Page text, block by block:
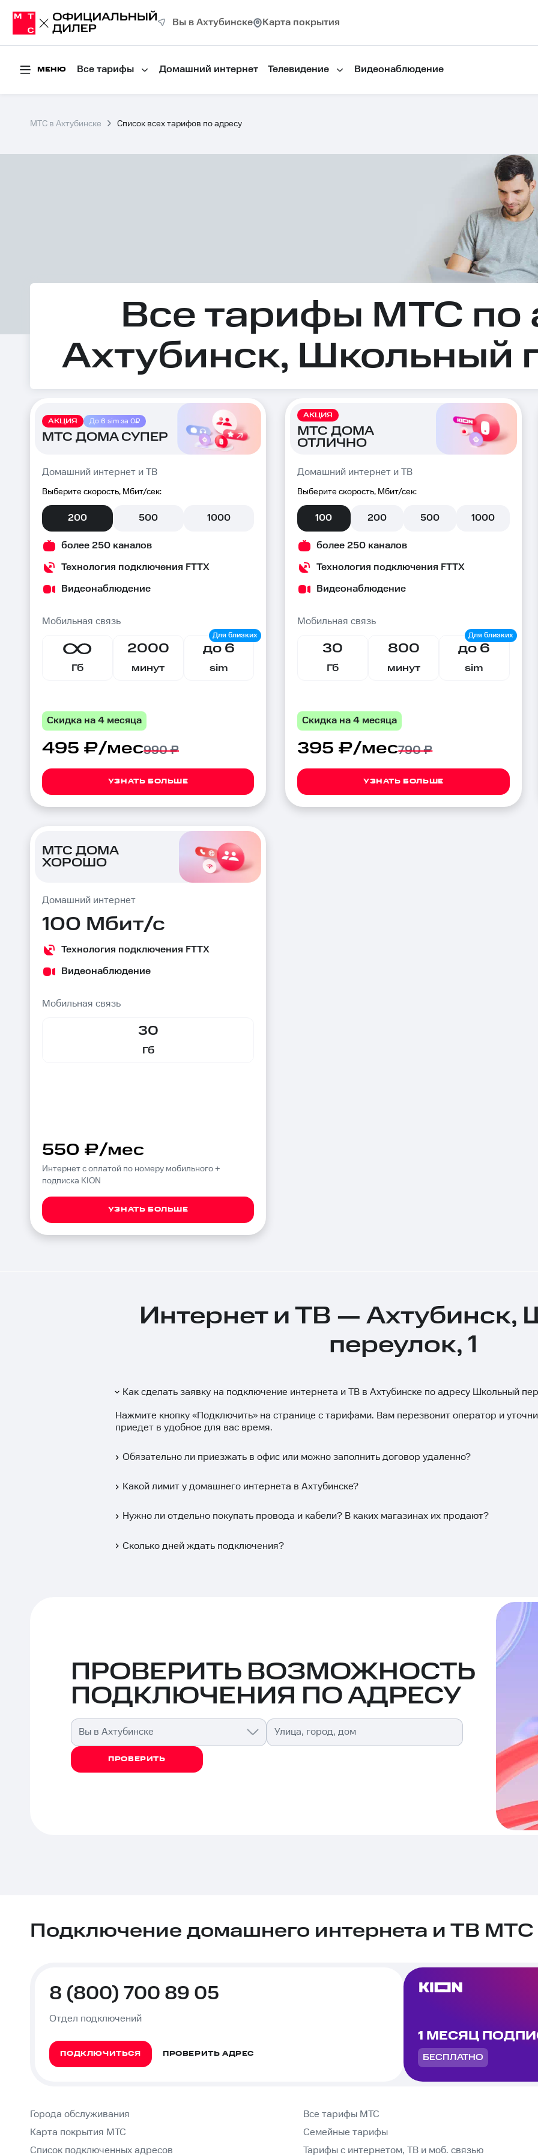
Вы в Ахтубинске Карта покрытия
МЕНЮ Все тарифы Домашний интернет Телевидение Видеонаблюдение
МТС в Ахтубинске Список всех тарифов по адресу
Все тарифы МТС по
Ахтубинск, Школьный
АКЦИЯ До 6 sim за 0₽
МТС ДОМА СУПЕР
Домашний интернет и ТВ
Выберите скорость, Мбит/сек:
200 500 1000
более 250 каналов
Технология подключения FTTX
Видеонаблюдение
Мобильная связь
Гб
2000
минут
до 6
sim
Скидка на 4 месяца
495 ₽/мес990 ₽
УЗНАТЬ БОЛЬШЕ
АКЦИЯ
МТС ДОМА
ОТЛИЧНО
Домашний интернет и ТВ
Выберите скорость, Мбит/сек:
100 200 500 1000
более 250 каналов
Технология подключения FTTX
Видеонаблюдение
Мобильная связь
30
Гб
800
минут
до 6
sim
Скидка на 4 месяца
395 ₽/мес790 ₽
УЗНАТЬ БОЛЬШЕ
МТС ДОМА
ХОРОШО
Домашний интернет
100 Мбит/с
Технология подключения FTTX
Видеонаблюдение
Мобильная связь
30
Гб
550 ₽/мес
Интернет с оплатой по номеру мобильного +
подписка KION
УЗНАТЬ БОЛЬШЕ
Интернет и ТВ — Ахтубинск,
переулок, 1
Как сделать заявку на подключение интернета и ТВ в Ахтубинске по адресу Школьный
Нажмите кнопку «Подключить» на странице с тарифами. Вам перезвонит оператор и
приедет в удобное для вас время.
Обязательно ли приезжать в офис или можно заполнить договор удаленно?
Какой лимит у домашнего интернета в Ахтубинске?
Нужно ли отдельно покупать провода и кабели? В каких магазинах их продают?
Сколько дней ждать подключения?
ПРОВЕРИТЬ ВОЗМОЖНОСТЬ
ПОДКЛЮЧЕНИЯ ПО АДРЕСУ
Вы в Ахтубинске Улица, город, дом
ПРОВЕРИТЬ
Подключение домашнего интернета и ТВ МТС
8 (800) 700 89 05
Отдел подключений
ПОДКЛЮЧИТЬСЯ ПРОВЕРИТЬ АДРЕС
1 МЕСЯЦ
БЕСПЛАТНО
Города обслуживания
Карта покрытия МТС
Список подключенных адресов
Все тарифы МТС
Семейные тарифы
Тарифы с интернетом, ТВ и моб. связью